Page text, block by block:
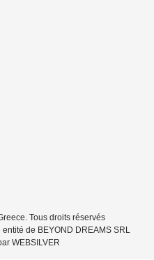
Tous droits réservés
de BEYOND DREAMS SRL
WEBSILVER